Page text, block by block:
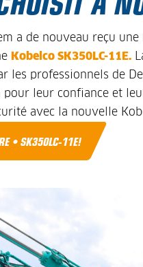
a de nouveau reçu
Kobelco SK350LC-11E.
les professionnels de
leur confiance et
avec la nouvelle
• SK350LC-11E!